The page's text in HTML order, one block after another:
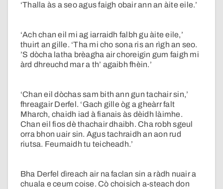
‘Thalla às a seo agus faigh obair ann an àite eile.’
‘Ach chan eil mi ag iarraidh falbh gu àite eile,’
thuirt an gille. ‘Tha mi cho sona ris an rìgh an seo.
’S dòcha latha brèagha air choreigin gum faigh mi
àrd dhreuchd mar a th’ agaibh fhèin.’
‘Chan eil dòchas sam bith ann gun tachair sin,’
fhreagair Derfel. ‘Gach gille òg a gheàrr falt
Mharch, chaidh iad à fianais às dèidh làimhe.
Chan eil fios dè thachair dhaibh. Cha robh sgeul
orra bhon uair sin. Agus tachraidh an aon rud
riutsa. Feumaidh tu teicheadh.’
Bha Derfel dìreach air na faclan sin a ràdh nuair a
chuala e ceum coise. Cò choisich a-steach don